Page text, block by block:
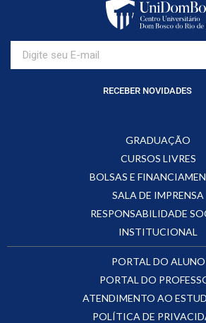
RECEBER NOVIDADES
GRADUAÇÃO
CURSOS LIVRES
BOLSAS E
SALA DE IMPRENSA
RESPONSABILIDADE
INSTITUCIONAL
PORTAL DO ALUNO
PORTAL DO
ATENDIMENTO AO
POLÍTICA DE